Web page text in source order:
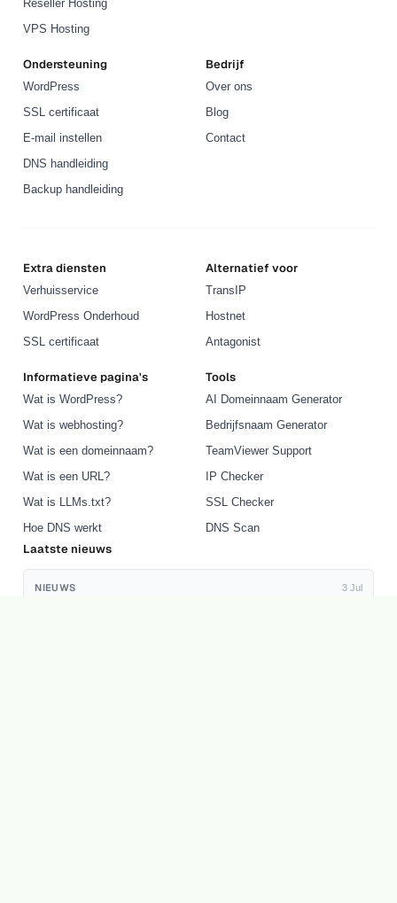
Reseller Hosting
VPS Hosting
Ondersteuning
WordPress
SSL certificaat
E-mail instellen
DNS handleiding
Backup handleiding
Bedrijf
Over ons
Blog
Contact
Extra diensten
Verhuisservice
WordPress Onderhoud
SSL certificaat
Alternatief voor
TransIP
Hostnet
Antagonist
Informatieve pagina's
Wat is WordPress?
Wat is webhosting?
Wat is een domeinnaam?
Wat is een URL?
Wat is LLMs.txt?
Hoe DNS werkt
Tools
AI Domeinnaam Generator
Bedrijfsnaam Generator
TeamViewer Support
IP Checker
SSL Checker
DNS Scan
Laatste nieuws
NIEUWS 3 Jul